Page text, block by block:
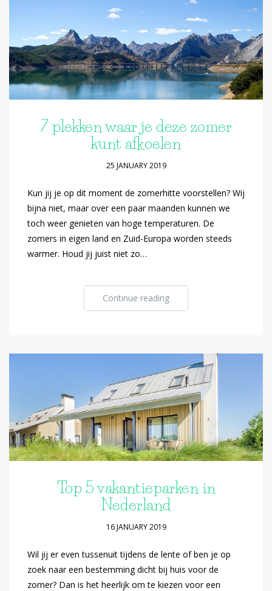
7 plekken waar je deze zomer
kunt afkoelen
25 JANUARY 2019
Kun jij je op dit moment de zomerhitte voorstellen? Wij
bijna niet, maar over een paar maanden kunnen we
toch weer genieten van hoge temperaturen. De
zomers in eigen land en Zuid-Europa worden steeds
warmer. Houd jij juist niet zo…
Continue reading
Top 5 vakantieparken in
Nederland
16 JANUARY 2019
Wil jij er even tussenuit tijdens de lente of ben je op
zoek naar een bestemming dicht bij huis voor de
zomer? Dan is het heerlijk om te kiezen voor een